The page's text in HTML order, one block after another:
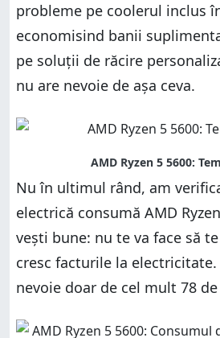
probleme pe coolerul inclus
economisind banii
pe soluții de răcire
nu are nevoie de așa ceva.
Nu în ultimul rând, am
electrică consumă AMD
vești bune: nu te va face să
cresc facturile la electricitate.
nevoie doar de cel mult 78